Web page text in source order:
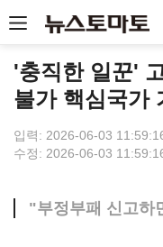
'충직한 일꾼'
불가 핵심국가
입력: 2026-06-03
수정: 2026-06-03
"부정부패 신고하